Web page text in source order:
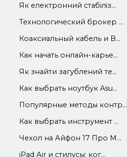
Як електронний стабіліз...
Технологический брокер ...
Коаксиальный кабель и В...
Как начать онлайн-карье...
Як знайти загублений те...
Как выбрать ноутбук Asu...
Популярные методы контр...
Как выбрать инструмент ...
Чехол на Айфон 17 Про М...
iРad Аir и стилусы: ког...